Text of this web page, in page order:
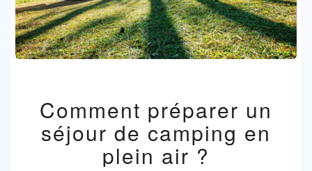
PRÉPARER
UN
SÉJOUR
DE
CAMPING
Comment préparer un
séjour de camping en
plein air ?